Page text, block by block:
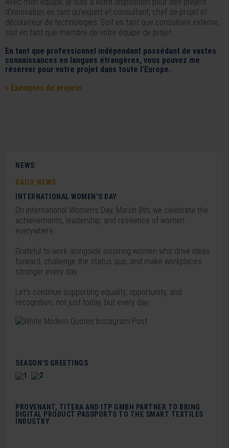
d'innovation en tant qu'expert et consultant, chef de projet et
découvreur de technologies. Soit en tant que consultant externe,
soit en tant que membre de votre équipe de projet.
En tant que professionnel indépendant possédant de vastes
connaissances en langues étrangères, vous pouvez me
réserver pour votre projet dans toute l'Europe.
» Exemples de projets
NEWS
DAILY NEWS
INTERNATIONAL WOMEN’S DAY
On International Women’s Day, March 8th, we celebrate the
achievements, leadership, and resilience of women
everywhere.
Grateful to work alongside inspiring women who drive ideas
forward, challenge the status quo, and make workplaces
stronger every day.
Let’s continue supporting equality, opportunity, and
recognition, not just today, but every day.
SEASON'S GREETINGS
PROVENANT, TITERA AND ITP GMBH PARTNER TO BRING
DIGITAL PRODUCT PASSPORTS TO THE SMART TEXTILES
INDUSTRY